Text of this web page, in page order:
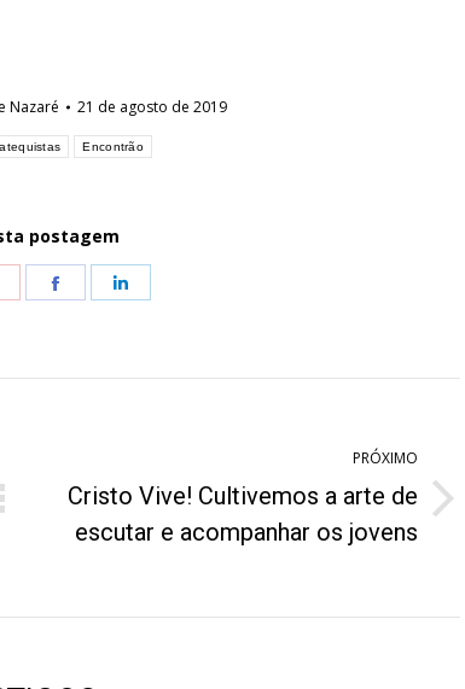
Nazaré
21 de agosto de 2019
Encontrão
postagem
Share
Share
PRÓXIMO
Próximo
post:
Cristo Vive! Cultivemos a arte de
escutar e acompanhar os jovens